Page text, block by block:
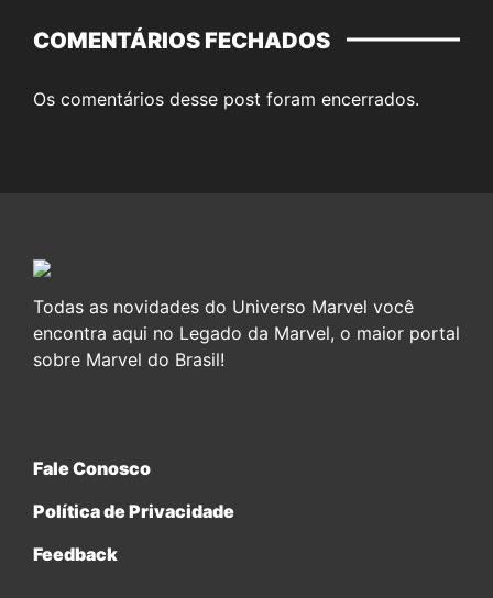
COMENTÁRIOS FECHADOS
Os comentários desse post foram encerrados.
Todas as novidades do Universo Marvel você
encontra aqui no Legado da Marvel, o maior portal
sobre Marvel do Brasil!
Fale Conosco
Política de Privacidade
Feedback